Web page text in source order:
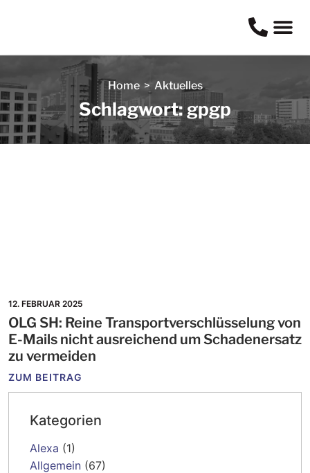
Home> Aktuelles
Schlagwort: gpgp
12. FEBRUAR 2025
OLG SH: Reine Transportverschlüsselung von
E-Mails nicht ausreichend um Schadenersatz
zu vermeiden
ZUM BEITRAG
Kategorien
Alexa (1)
Allgemein (67)